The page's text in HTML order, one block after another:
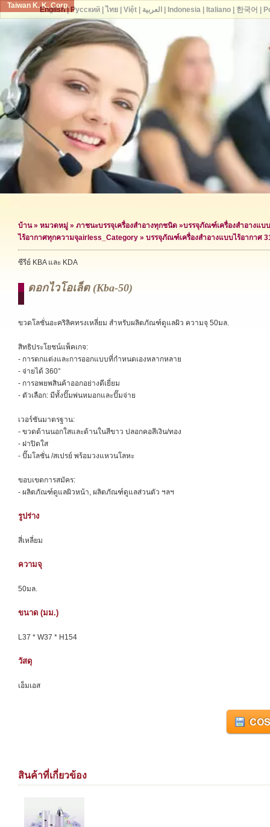
Taiwan K. K. Corp.
บ้าน» หมวดหมู่ » ภาชนะบรรจุเครื่องสำอางทุกชนิด »บรรจุภัณฑ์เครื่องสำอางแบ
ไร้อากาศทุกความจุairless_Category » บรรจุภัณฑ์เครื่องสำอางแบบไร้อากาศ
ซีรีย์ KBA และ KDA
ดอกไวโอเล็ต (kba-50)
ขวดโลชั่นอะคริลิคทรงเหลี่ยม สำหรับผลิตภัณฑ์ดูแลผิว ความจุ 50มล.
สิทธิประโยชน์แพ็คเกจ:
- การตกแต่งและการออกแบบที่กำหนดเองหลากหลาย
- จ่ายได้ 360°
- การอพยพสินค้าออกอย่างดีเยี่ยม
- ตัวเลือก: มีทั้งปั๊มพ่นหมอกและปั๊มจ่าย
เวอร์ชันมาตรฐาน:
- ขวดด้านนอกใสและด้านในสีขาว ปลอกคอสีเงิน/ทอง
- ฝาปิดใส
- ปั๊มโลชั่น /สเปรย์ พร้อมวงแหวนโลหะ
ขอบเขตการสมัคร:
- ผลิตภัณฑ์ดูแลผิวหน้า, ผลิตภัณฑ์ดูแลส่วนตัว ฯลฯ
รูปร่าง
สี่เหลี่ยม
ความจุ
50มล.
ขนาด (มม.)
L37 * W37 * H154
วัสดุ
เอ็มเอส
สินค้าที่เกี่ยวข้อง
English| Русский| ไทย| Việt| العربية Indonesia| Italiano| 한국어